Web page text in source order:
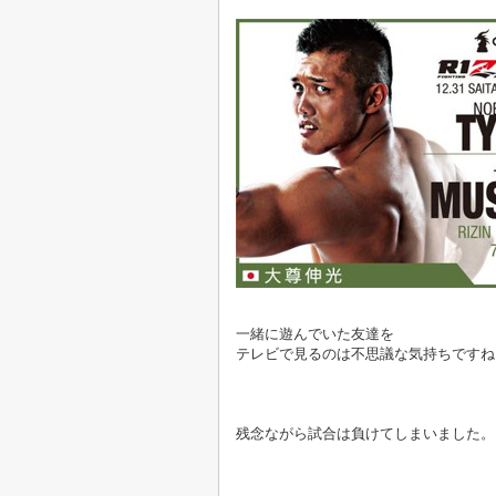
一緒に遊んでいた友達を
テレビで見るのは不思議な気持ちです
残念ながら試合は負けてしまいました。